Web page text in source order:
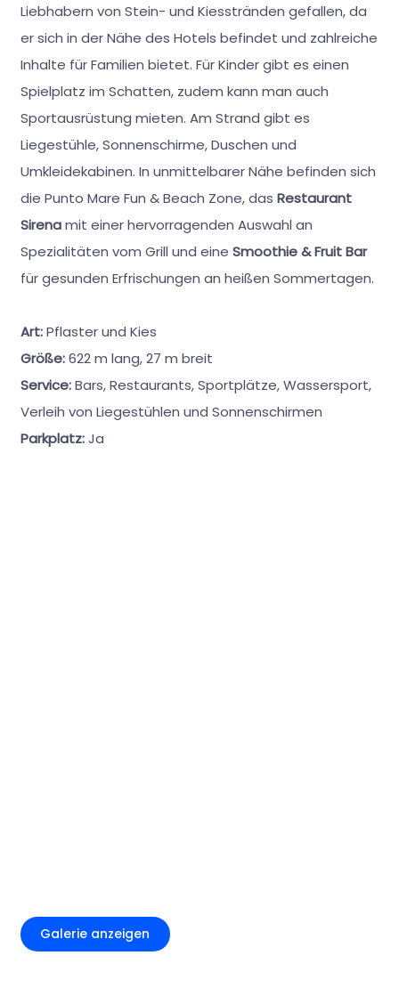
Liebhabern von Stein- und Kiesstränden gefallen, da
er sich in der Nähe des Hotels befindet und zahlreiche
Inhalte für Familien bietet. Für Kinder gibt es einen
Spielplatz im Schatten, zudem kann man auch
Sportausrüstung mieten. Am Strand gibt es
Liegestühle, Sonnenschirme, Duschen und
Umkleidekabinen. In unmittelbarer Nähe befinden sich
die Punto Mare Fun & Beach Zone, das Restaurant
Sirenamit einer hervorragenden Auswahl an
Spezialitäten vom Grill und eine Smoothie & Fruit Bar
für gesunden Erfrischungen an heißen Sommertagen.
Art:Pflaster und Kies
Größe:622 m lang, 27 m breit
Service:Bars, Restaurants, Sportplätze, Wassersport,
Verleih von Liegestühlen und Sonnenschirmen
Parkplatz:Ja
Galerie anzeigen